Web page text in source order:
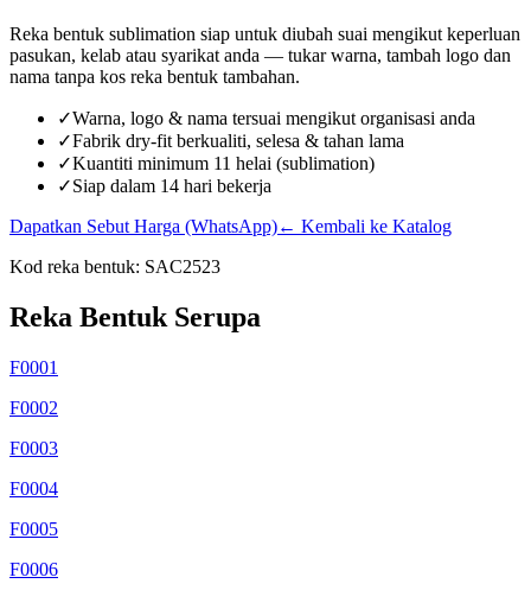
Reka bentuk sublimation siap untuk diubah suai mengikut keperluan
pasukan, kelab atau syarikat anda — tukar warna, tambah logo dan
nama tanpa kos reka bentuk tambahan.
✓Warna, logo & nama tersuai mengikut organisasi anda
✓Fabrik dry-fit berkualiti, selesa & tahan lama
✓Kuantiti minimum 11 helai (sublimation)
✓Siap dalam 14 hari bekerja
Dapatkan Sebut Harga (WhatsApp)← Kembali ke Katalog
Kod reka bentuk: SAC2523
Reka Bentuk Serupa
F0001
F0002
F0003
F0004
F0005
F0006